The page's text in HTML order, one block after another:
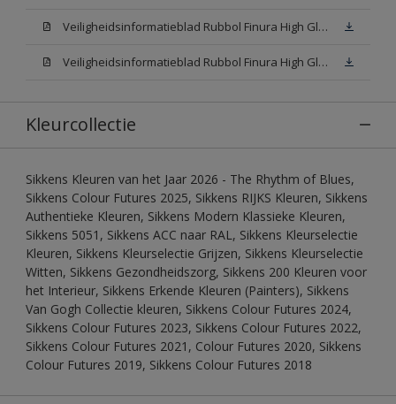
Veiligheidsinformatieblad Rubbol Finura High Gloss White (MSDS)
Veiligheidsinformatieblad Rubbol Finura High Gloss N00 (MSDS)
Kleurcollectie
Sikkens Kleuren van het Jaar 2026 - The Rhythm of Blues,
Sikkens Colour Futures 2025, Sikkens RIJKS Kleuren, Sikkens
Authentieke Kleuren, Sikkens Modern Klassieke Kleuren,
Sikkens 5051, Sikkens ACC naar RAL, Sikkens Kleurselectie
Kleuren, Sikkens Kleurselectie Grijzen, Sikkens Kleurselectie
Witten, Sikkens Gezondheidszorg, Sikkens 200 Kleuren voor
het Interieur, Sikkens Erkende Kleuren (Painters), Sikkens
Van Gogh Collectie kleuren, Sikkens Colour Futures 2024,
Sikkens Colour Futures 2023, Sikkens Colour Futures 2022,
Sikkens Colour Futures 2021, Colour Futures 2020, Sikkens
Colour Futures 2019, Sikkens Colour Futures 2018